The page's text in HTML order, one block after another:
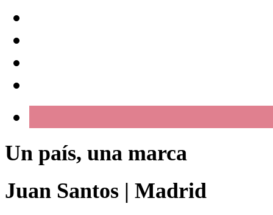
Un país, una marca
Juan Santos | Madrid